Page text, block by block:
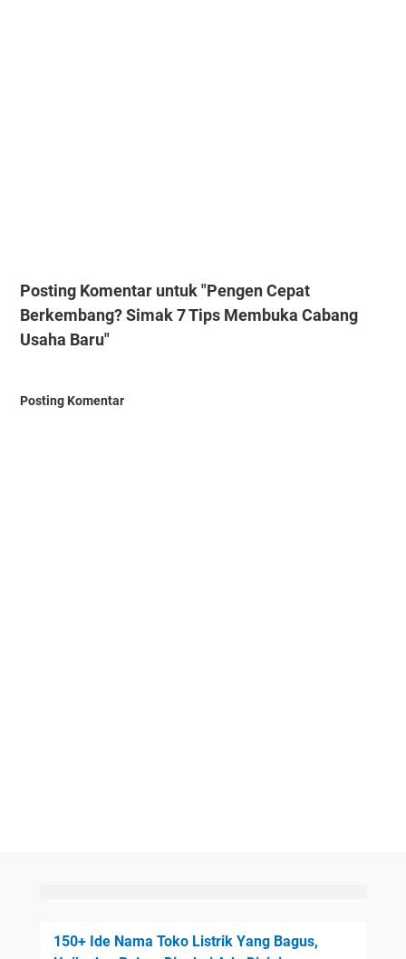
Posting Komentar untuk "Pengen Cepat
Berkembang? Simak 7 Tips Membuka Cabang
Usaha Baru"
Posting Komentar
150+ Ide Nama Toko Listrik Yang Bagus,